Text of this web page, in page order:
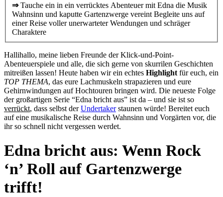
⇒Tauche ein in ein verrücktes Abenteuer mit Edna die Musik
Wahnsinn und kaputte Gartenzwerge vereint Begleite uns auf
einer Reise voller unerwarteter Wendungen und schräger
Charaktere
Hallihallo, meine lieben Freunde der Klick-und-Point-
Abenteuerspiele und alle, die sich gerne von skurrilen Geschichten
mitreißen lassen! Heute haben wir ein echtes Highlight für euch, ein
TOP THEMA, das eure Lachmuskeln strapazieren und eure
Gehirnwindungen auf Hochtouren bringen wird. Die neueste Folge
der großartigen Serie “Edna bricht aus” ist da – und sie ist so
verrückt, dass selbst derUndertakerstaunen würde! Bereitet euch
auf eine musikalische Reise durch Wahnsinn und Vorgärten vor, die
ihr so schnell nicht vergessen werdet.
Edna bricht aus: Wenn Rock
‘n’ Roll auf Gartenzwerge
trifft!